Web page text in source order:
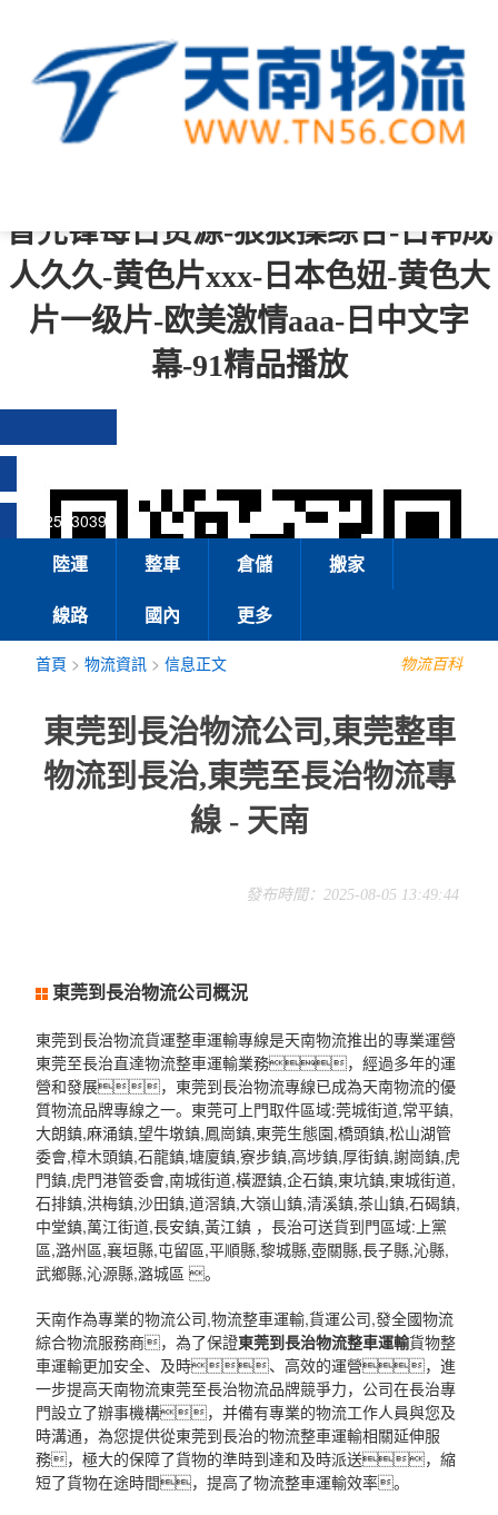
中文字幕一区二区三区四区-综合成
人-青青操在线-一级黄色免费视频-国
音先锋每日资源-狠狠操综合-日韩成
人久久-黄色片xxx-日本色妞-黄色大
片一级片-欧美激情aaa-日中文字
幕-91精品播放
13925830399
陸運 整車 倉儲
搬家
線路
國內 更多
物流百科
首頁 >物流資訊 >信息正文
東莞到長治物流公司,東莞整車
物流到長治,東莞至長治物流專
線 - 天南
發布時間：2025-08-05 13:49:44
東莞到長治物流公司概況
東莞到長治物流貨運整車運輸專線是天南物流推出的專業運營
東莞至長治直達物流整車運輸業務，經過多年的運
營和發展，東莞到長治物流專線已成為天南物流的優
質物流品牌專線之一。東莞可上門取件區域:莞城街道,常平鎮,
大朗鎮,麻涌鎮,望牛墩鎮,鳳崗鎮,東莞生態園,橋頭鎮,松山湖管
委會,樟木頭鎮,石龍鎮,塘廈鎮,寮步鎮,高埗鎮,厚街鎮,謝崗鎮,虎
門鎮,虎門港管委會,南城街道,橫瀝鎮,企石鎮,東坑鎮,東城街道,
石排鎮,洪梅鎮,沙田鎮,道滘鎮,大嶺山鎮,清溪鎮,茶山鎮,石碣鎮,
中堂鎮,萬江街道,長安鎮,黃江鎮 ，長治可送貨到門區域:上黨
區,潞州區,襄垣縣,屯留區,平順縣,黎城縣,壺關縣,長子縣,沁縣,
武鄉縣,沁源縣,潞城區 。
天南作為專業的物流公司,物流整車運輸,貨運公司,發全國物流
綜合物流服務商，為了保證東莞到長治物流整車運輸貨物整
車運輸更加安全、及時、高效的運營，進
一步提高天南物流東莞至長治物流品牌競爭力，公司在長治專
門設立了辦事機構，并備有專業的物流工作人員與您及
時溝通，為您提供從東莞到長治的物流整車運輸相關延伸服
務，極大的保障了貨物的準時到達和及時派送，縮
短了貨物在途時間，提高了物流整車運輸效率。